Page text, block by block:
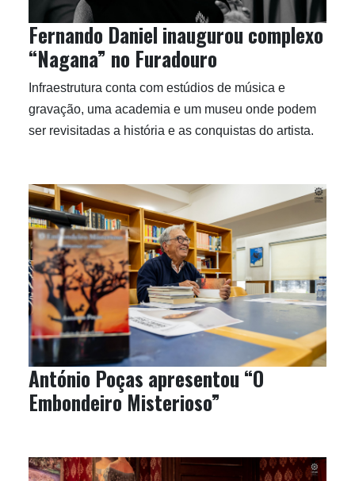
Fernando Daniel inaugurou complexo
“Nagana” no Furadouro
Infraestrutura conta com estúdios de música e
gravação, uma academia e um museu onde podem
ser revisitadas a história e as conquistas do artista.
António Poças apresentou “O
Embondeiro Misterioso”